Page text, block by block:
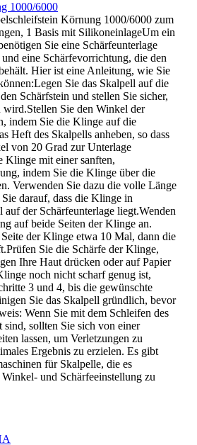
1000/6000
Körnung 1000/6000 zum
1 Basis mit SilikoneinlageUm ein
Sie eine Schärfeunterlage
eine Schärfevorrichtung, die den
Hier ist eine Anleitung, wie Sie
Sie das Skalpell auf die
Schärfstein und stellen Sie sicher,
wird.Stellen Sie den Winkel der
indem Sie die Klinge auf die
Heft des Skalpells anheben, so dass
von 20 Grad zur Unterlage
Klinge mit einer sanften,
indem Sie die Klinge über die
Verwenden Sie dazu die volle Länge
darauf, dass die Klinge in
der Schärfeunterlage liegt.Wenden
auf beide Seiten der Klinge an.
der Klinge etwa 10 Mal, dann die
Sie die Schärfe der Klinge,
Ihre Haut drücken oder auf Papier
noch nicht scharf genug ist,
3 und 4, bis die gewünschte
Sie das Skalpell gründlich, bevor
Wenn Sie mit dem Schleifen des
sind, sollten Sie sich von einer
lassen, um Verletzungen zu
Ergebnis zu erzielen. Es gibt
für Skalpelle, die es
und Schärfeeinstellung zu